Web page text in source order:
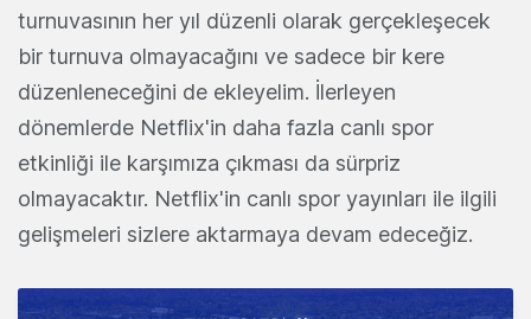
turnuvasının her yıl düzenli olarak gerçekleşecek
bir turnuva olmayacağını ve sadece bir kere
düzenleneceğini de ekleyelim. İlerleyen
dönemlerde Netflix'in daha fazla canlı spor
etkinliği ile karşımıza çıkması da sürpriz
olmayacaktır. Netflix'in canlı spor yayınları ile ilgili
gelişmeleri sizlere aktarmaya devam edeceğiz.